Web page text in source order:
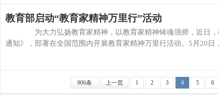
教育部启动“教育家精神万里行”活动
为大力弘扬教育家精神，以教育家精神铸魂强师，近日，
通知》，部署在全国范围内开展教育家精神万里行活动。5月20
906条 上一页 1 2 3 4 5 6